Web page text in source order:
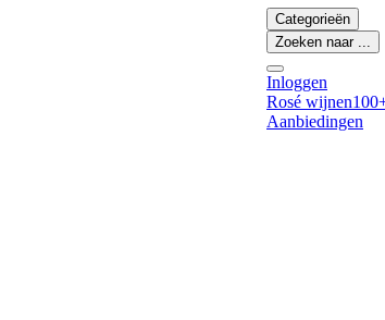
Categorieën
Zoeken naar ...
Inloggen
Rosé wijnen
Aanbiedingen